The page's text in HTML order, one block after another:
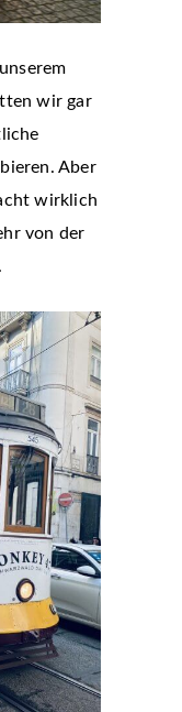
wir gar
Aber
wirklich
von der